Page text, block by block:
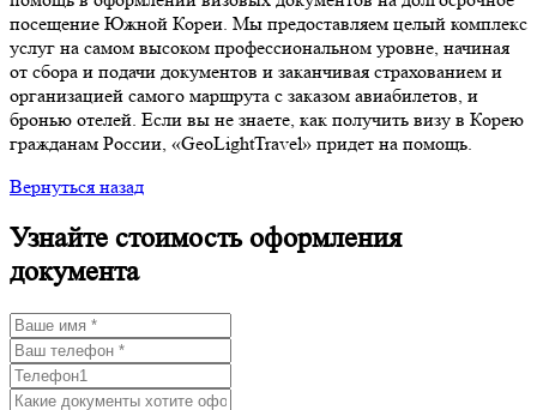
посещение Южной Кореи. Мы предоставляем целый комплекс
услуг на самом высоком профессиональном уровне, начиная
от сбора и подачи документов и заканчивая страхованием и
организацией самого маршрута с заказом авиабилетов, и
бронью отелей. Если вы не знаете, как получить визу в Корею
гражданам России, «GeoLightTravel» придет на помощь.
Вернуться назад
Узнайте стоимость оформления
документа